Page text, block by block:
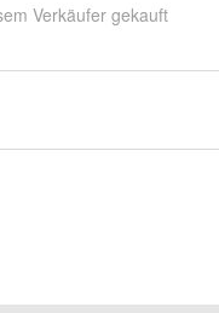
Verkäufer gekauft